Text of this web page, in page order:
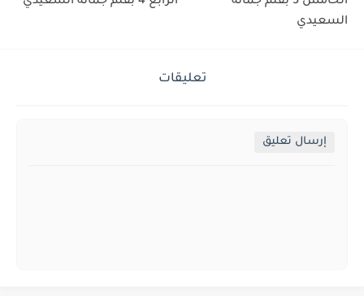
السعيدي
تعليقات
إرسال تعليق